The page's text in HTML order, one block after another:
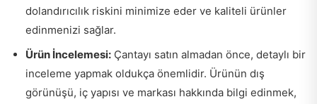
dolandırıcılık riskini minimize eder ve kaliteli ürünler
edinmenizi sağlar.
Ürün İncelemesi: Çantayı satın almadan önce, detaylı bir
inceleme yapmak oldukça önemlidir. Ürünün dış
görünüşü, iç yapısı ve markası hakkında bilgi edinmek,